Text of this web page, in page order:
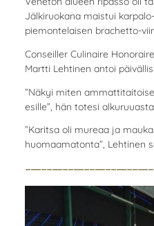
Jälkiruokana maistui
piemontelaisen brachetto-
Conseiller Culinaire
Martti Lehtinen antoi
”Näkyi miten
esille”, hän totesi
”Karitsa oli mureaa ja
huomaamatonta”, Lehtinen